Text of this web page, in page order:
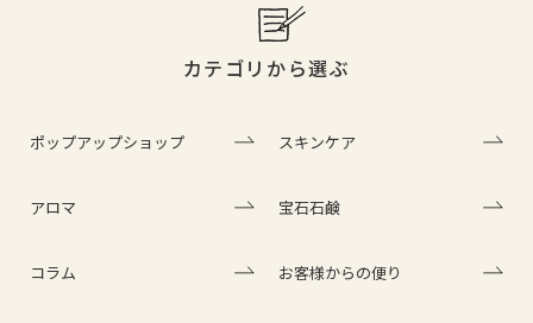
カテゴリから選ぶ
ポップアップショップ スキンケア
アロマ 宝石石鹸
コラム お客様からの便り